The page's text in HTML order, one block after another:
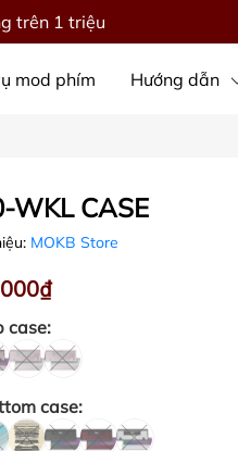
trên 1 triệu
mod phím Hướng dẫn
WKL CASE
MOKB Store
case:
case: